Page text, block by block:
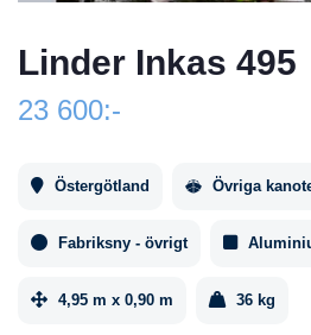
Linder Inkas 495
23 600:-
Östergötland Övriga
Fabriksny - övrigt
4,95 m x 0,90 m 36 kg